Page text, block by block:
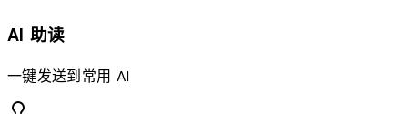
AI 助读
一键发送到常用 AI